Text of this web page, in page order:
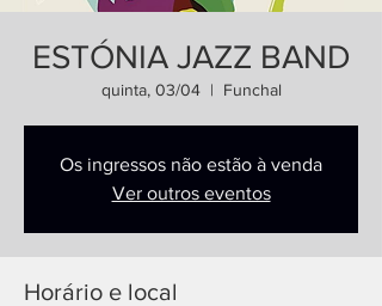
ESTÓNIA JAZZ BAND
quinta, 03/04
  |
Funchal
Os ingressos não estão à venda
Ver outros eventos
Horário e local